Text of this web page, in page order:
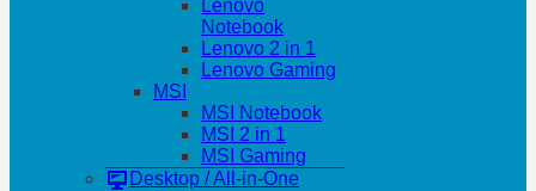
Lenovo
Notebook
Lenovo 2 in 1
Lenovo Gaming
MSI
MSI Notebook
MSI 2 in 1
MSI Gaming
Desktop / All-in-One